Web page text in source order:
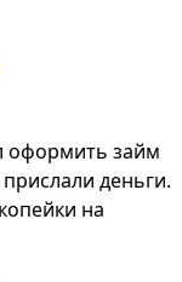
оформить займ
деньги.
на